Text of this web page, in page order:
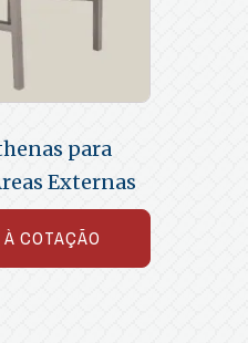
para
Externas
COTAÇÃO